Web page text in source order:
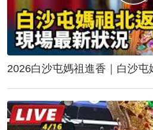
2026白沙屯媽祖進香｜白沙